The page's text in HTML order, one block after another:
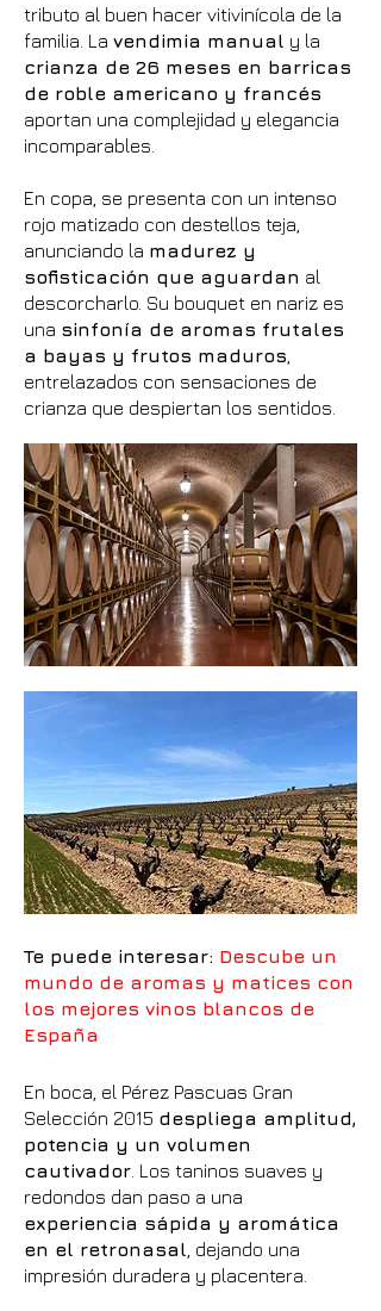
tributo al buen hacer vitivinícola de la
familia. La vendimia manual y la
crianza de 26 meses en barricas
de roble americano y francés
aportan una complejidad y elegancia
incomparables.
En copa, se presenta con un intenso
rojo matizado con destellos teja,
anunciando la madurez y
sofisticación que aguardan al
descorcharlo. Su bouquet en nariz es
una sinfonía de aromas frutales
a bayas y frutos maduros
entrelazados con sensaciones de
crianza que despiertan los sentidos.
Te puede interesar: Descube un
mundo de aromas y matices con
los mejores vinos blancos de
España
En boca, el Pérez Pascuas Gran
Selección 2015 despliega amplitud,
potencia y un volumen
cautivador . Los taninos suaves y
redondos dan paso a una
experiencia sápida y aromática
en el retronasal , dejando una
impresión duradera y placentera.